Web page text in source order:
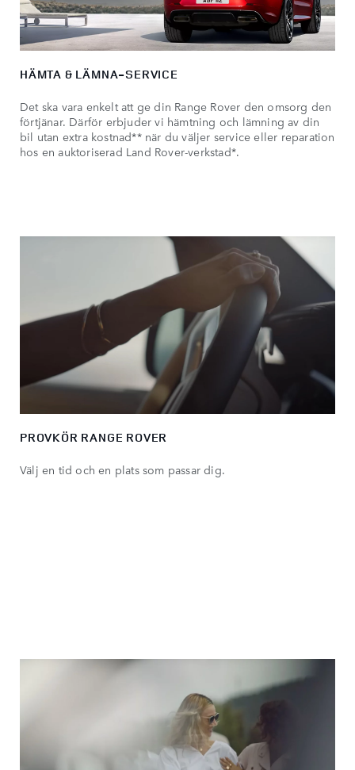
HÄMTA & LÄMNA-SERVICE
Det ska vara enkelt att ge din Range Rover den omsorg den
förtjänar. Därför erbjuder vi hämtning och lämning av din
bil utan extra kostnad** när du väljer service eller reparation
hos en auktoriserad Land Rover-verkstad*.
PROVKÖR RANGE ROVER
Välj en tid och en plats som passar dig.